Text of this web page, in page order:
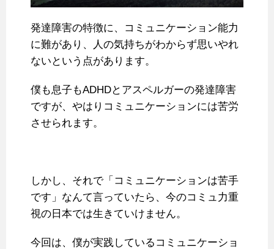
発達障害の特徴に、コミュニケーション能力
に難があり、人の気持ちがわからず思いやれ
ないという点があります。
僕も息子もADHDとアスペルガーの発達障害
ですが、やはりコミュニケーションには苦労
させられます。
しかし、それで「コミュニケーションは苦手
です」なんて言っていたら、今のコミュ力重
視の日本では生きていけません。
今回は、僕が実践しているコミュニケーショ